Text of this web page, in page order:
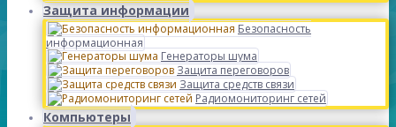
Защита информации
Безопасность
информационная
Генераторы шума
Защита переговоров
Защита средств связи
Радиомониторинг сетей
Компьютеры